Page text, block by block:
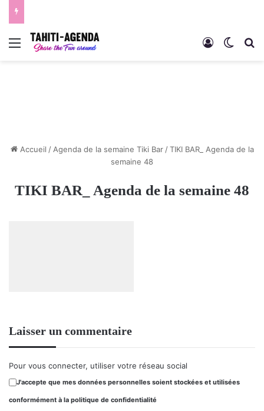
Menu Connexion
Accueil / Agenda de la semaine Tiki Bar / TIKI BAR_ Agenda de la
semaine 48
TIKI BAR_ Agenda de la semaine 48
Laisser un commentaire
Pour vous connecter, utiliser votre réseau social
J'accepte que mes données personnelles soient stockées et utilisées
conformément à la politique de confidentialité